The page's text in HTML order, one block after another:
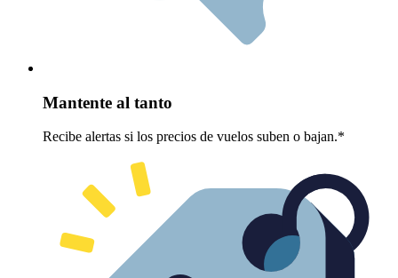
Mantente al tanto
Recibe alertas si los precios de vuelos suben o bajan.*